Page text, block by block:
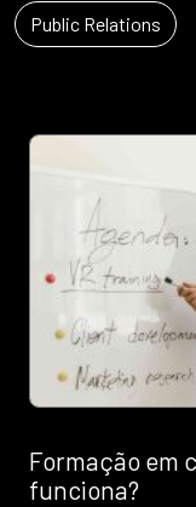
Public Relations
Formação em
funciona?